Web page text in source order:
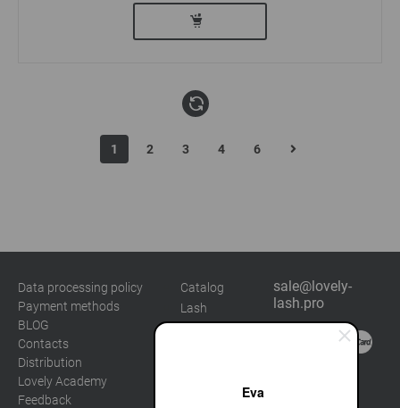
Eva
1 2 3 4 6
Data processing policy
Payment methods
BLOG
Contacts
Distribution
Lovely Academy
Feedback
Catalog
Lash
sale@lovely-
lash.pro